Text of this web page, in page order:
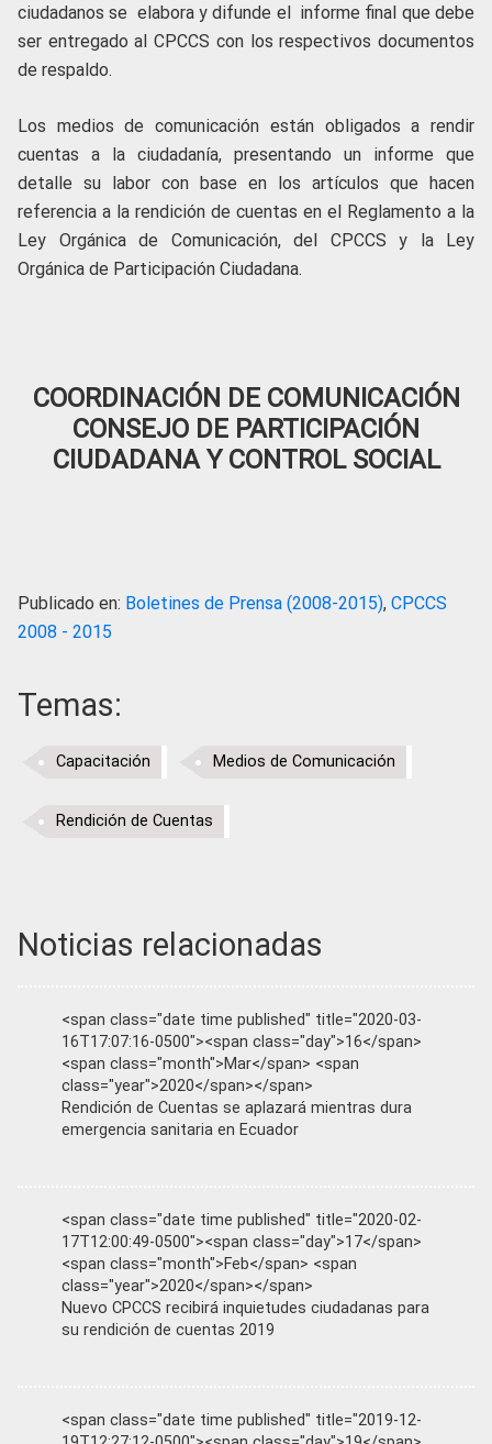
ciudadanos se elabora y difunde el informe final que debe
ser entregado al CPCCS con los respectivos documentos
de respaldo.
Los medios de comunicación están obligados a rendir
cuentas a la ciudadanía, presentando un informe que
detalle su labor con base en los artículos que hacen
referencia a la rendición de cuentas en el Reglamento a la
Ley Orgánica de Comunicación, del CPCCS y la Ley
Orgánica de Participación Ciudadana.
COORDINACIÓN DE COMUNICACIÓN
CONSEJO DE PARTICIPACIÓN
CIUDADANA Y CONTROL SOCIAL
Publicado en: Boletines de Prensa (2008-2015), CPCCS
2008 - 2015
Temas:
Capacitación Medios de Comunicación
Rendición de Cuentas
Noticias relacionadas
<span class="date time published" title="2020-03-
16T17:07:16-0500"><span class="day">16</span>
<span class="month">Mar</span> <span
class="year">2020</span></span>
Rendición de Cuentas se aplazará mientras dura
emergencia sanitaria en Ecuador
<span class="date time published" title="2020-02-
17T12:00:49-0500"><span class="day">17</span>
<span class="month">Feb</span> <span
class="year">2020</span></span>
Nuevo CPCCS recibirá inquietudes ciudadanas para
su rendición de cuentas 2019
<span class="date time published" title="2019-12-